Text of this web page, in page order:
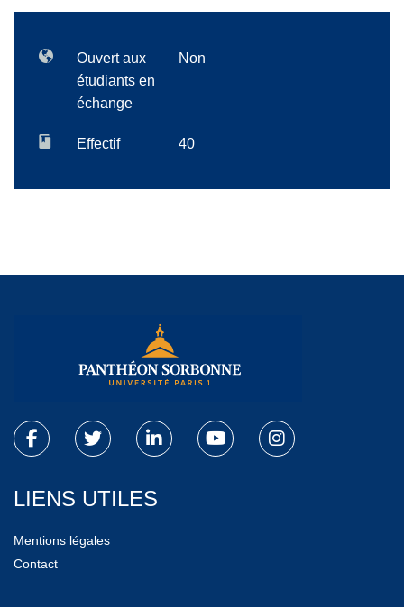
Ouvert aux
étudiants en
échange
Non
Effectif 40
LIENS UTILES
Mentions légales
Contact